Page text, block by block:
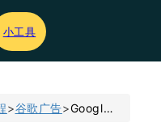
小工具
>谷歌广告> Google Ads - 搜索广告设置及优化